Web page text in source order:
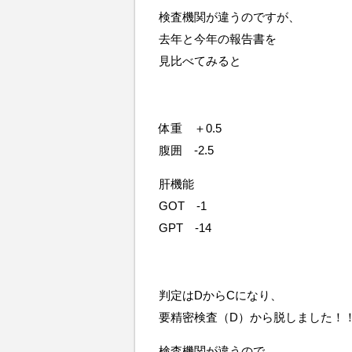
検査機関が違うのですが、
去年と今年の報告書を
見比べてみると
体重 ＋0.5
腹囲 -2.5
肝機能
GOT -1
GPT -14
判定はDからCになり、
要精密検査（D）から脱しました！